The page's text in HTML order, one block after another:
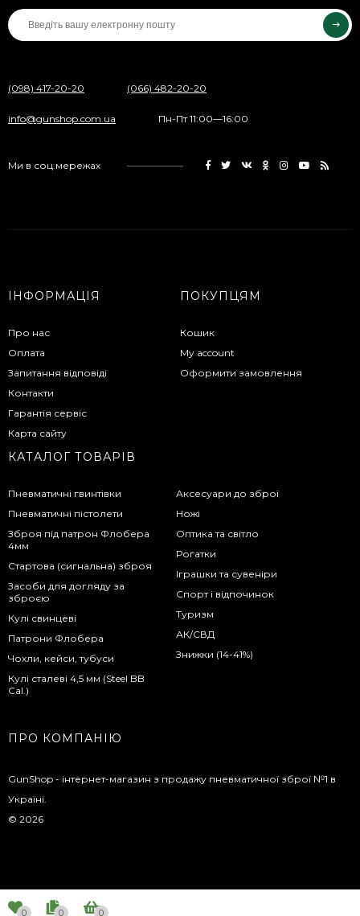
(098) 417-20-20 (066) 482-20-20
info@gunshop.com.ua Пн-Пт 11:00—16:00
Ми в соц.мережах
ІНФОРМАЦІЯ
Про нас
Оплата
Запитання відповіді
Контакти
Гарантія сервіс
Карта сайту
ПОКУПЦЯМ
Кошик
My account
Оформити замовлення
КАТАЛОГ ТОВАРІВ
Пневматичні гвинтівки
Пневматичні пістолети
Зброя під патрон Флобера
4мм
Стартова (сигнальна) зброя
Засоби для догляду за
зброєю
Кулі свинцеві
Патрони Флобера
Чохли, кейси, тубуси
Кулі сталеві 4,5 мм (Steel BB
Cal.)
Аксесуари до зброї
Ножі
Оптика та світло
Рогатки
Іграшки та сувеніри
Спорт і відпочинок
Туризм
АК/СВД
Знижки (14-41%)
ПРО КОМПАНІЮ
GunShop - інтернет-магазин з продажу пневматичної зброї №1 в
Україні.
© 2026
0 0 0